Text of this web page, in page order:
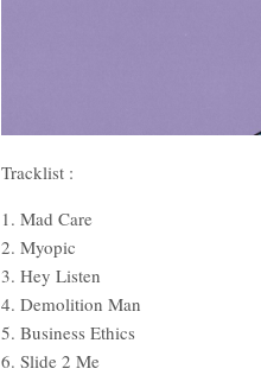
Tracklist :
1. Mad Care
2. Myopic
3. Hey Listen
4. Demolition Man
5. Business Ethics
6. Slide 2 Me